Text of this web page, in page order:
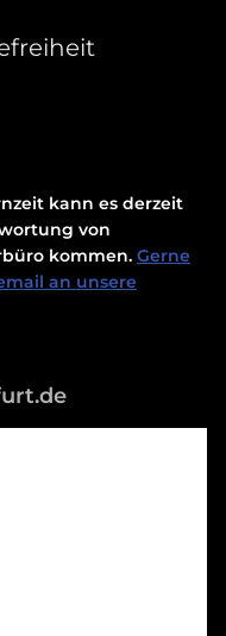
kann es derzeit
von
kommen. Gerne
an unsere